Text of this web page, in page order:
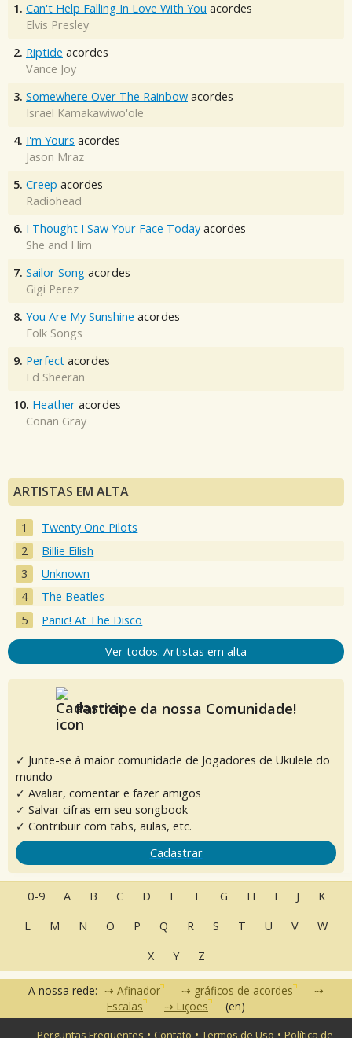
1. Can't Help Falling In Love With You acordes
Elvis Presley
2. Riptide acordes
Vance Joy
3. Somewhere Over The Rainbow acordes
Israel Kamakawiwo'ole
4. I'm Yours acordes
Jason Mraz
5. Creep acordes
Radiohead
6. I Thought I Saw Your Face Today acordes
She and Him
7. Sailor Song acordes
Gigi Perez
8. You Are My Sunshine acordes
Folk Songs
9. Perfect acordes
Ed Sheeran
10. Heather acordes
Conan Gray
ARTISTAS EM ALTA
Twenty One Pilots
Billie Eilish
Unknown
The Beatles
Panic! At The Disco
Ver todos: Artistas em alta
Participe da nossa Comunidade!
✓ Junte-se à maior comunidade de Jogadores de Ukulele do
mundo
✓ Avaliar, comentar e fazer amigos
✓ Salvar cifras em seu songbook
✓ Contribuir com tabs, aulas, etc.
Cadastrar
0-9 A B C D E F G H I J
K
L
M N O P Q R S T U V
W
X
Y Z
A nossa rede: Afinador
gráficos de acordes
Escalas
Lições (en)
Perguntas Frequentes • Contato •Termos de Uso •Política de